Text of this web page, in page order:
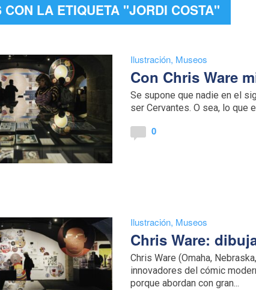
CON LA ETIQUETA "JORDI COSTA"
Ilustración, Museos
Con Chris Ware
Se supone que nadie en el
ser Cervantes. O sea, lo que
0
Ilustración, Museos
Chris Ware:
Chris Ware (Omaha,
innovadores del cómic
porque abordan con gran...